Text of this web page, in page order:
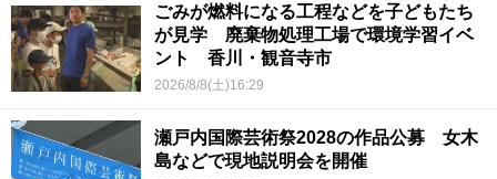
ごみが燃料になる工程などを子どもたち
が見学 廃棄物処理工場で環境学習イベ
ント 香川・観音寺市
2026/8/8(土)16:29
瀬戸内国際芸術祭2028の作品公募 女木
島などで現地説明会を開催